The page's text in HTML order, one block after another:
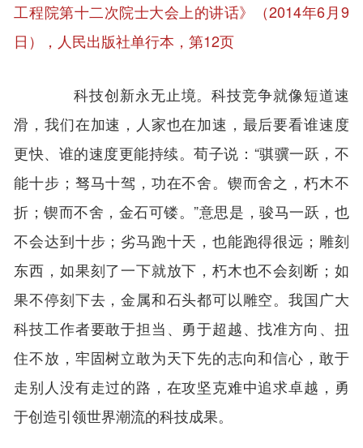
工程院第十二次院士大会上的讲话》（2014年6月9
日），人民出版社单行本，第12页
科技创新永无止境。科技竞争就像短道速
滑，我们在加速，人家也在加速，最后要看谁速度
更快、谁的速度更能持续。荀子说：“骐骥一跃，不
能十步；驽马十驾，功在不舍。锲而舍之，朽木不
折；锲而不舍，金石可镂。”意思是，骏马一跃，也
不会达到十步；劣马跑十天，也能跑得很远；雕刻
东西，如果刻了一下就放下，朽木也不会刻断；如
果不停刻下去，金属和石头都可以雕空。我国广大
科技工作者要敢于担当、勇于超越、找准方向、扭
住不放，牢固树立敢为天下先的志向和信心，敢于
走别人没有走过的路，在攻坚克难中追求卓越，勇
于创造引领世界潮流的科技成果。